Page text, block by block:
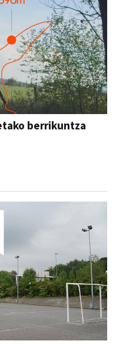
berrikuntza